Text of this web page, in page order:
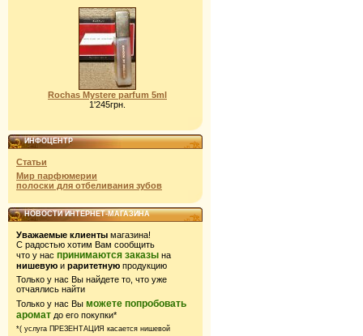
Rochas Mystere parfum 5ml
1'245грн.
ИНФОЦЕНТР
Статьи
Мир парфюмерии
полоски для отбеливания зубов
НОВОСТИ ИНТЕРНЕТ-МАГАЗИНА
Уважаемые клиенты магазина!
С радостью хотим Вам сообщить
что у нас принимаются заказы на
нишевую и раритетную продукцию
Только у нас Вы найдете то, что уже
отчаялись найти
Только у нас Вы можете попробовать
аромат до его покупки*
*( услуга ПРЕЗЕНТАЦИЯ касается нишевой